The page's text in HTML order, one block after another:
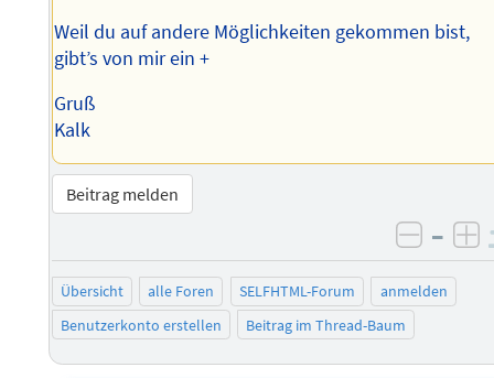
Weil du auf andere Möglichkeiten gekommen bist,
gibt’s von mir ein +
Gruß
Kalk
Beitrag melden
–
Übersicht alle Foren SELFHTML-Forum
anmelden
Benutzerkonto erstellen
Beitrag im Thread-Baum